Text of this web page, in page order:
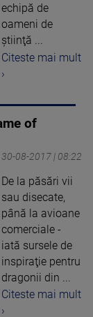
echipă de
oameni de
ştiinţă ...
Citeste mai mult
›
of
30-08-2017 | 08:22
De la păsări vii
sau disecate,
până la avioane
comerciale -
iată sursele de
inspiraţie pentru
dragonii din ...
Citeste mai mult
›